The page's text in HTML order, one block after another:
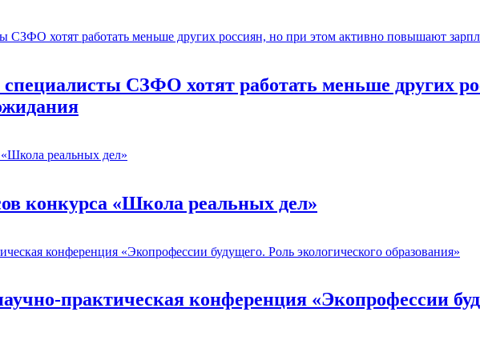
СЗФО хотят работать меньше других
конкурса «Школа реальных дел»
практическая конференция «Экопрофессии